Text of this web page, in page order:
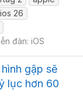
ios 26
đàn: iOS
gập sẽ
lục hơn 60